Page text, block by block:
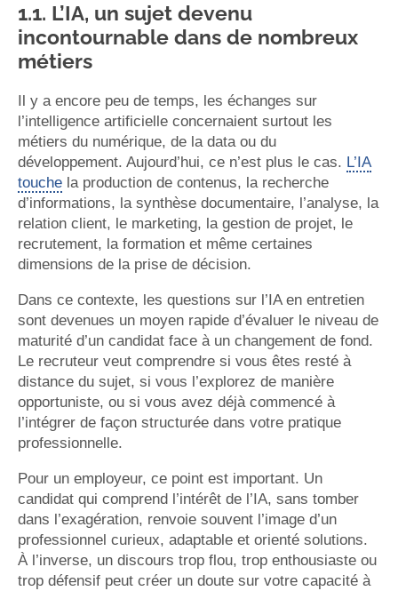
1.1. L’IA, un sujet devenu
incontournable dans de nombreux
métiers
Il y a encore peu de temps, les échanges sur
l’intelligence artificielle concernaient surtout les
métiers du numérique, de la data ou du
développement. Aujourd’hui, ce n’est plus le cas. L’IA
touche la production de contenus, la recherche
d’informations, la synthèse documentaire, l’analyse, la
relation client, le marketing, la gestion de projet, le
recrutement, la formation et même certaines
dimensions de la prise de décision.
Dans ce contexte, les questions sur l’IA en entretien
sont devenues un moyen rapide d’évaluer le niveau de
maturité d’un candidat face à un changement de fond.
Le recruteur veut comprendre si vous êtes resté à
distance du sujet, si vous l’explorez de manière
opportuniste, ou si vous avez déjà commencé à
l’intégrer de façon structurée dans votre pratique
professionnelle.
Pour un employeur, ce point est important. Un
candidat qui comprend l’intérêt de l’IA, sans tomber
dans l’exagération, renvoie souvent l’image d’un
professionnel curieux, adaptable et orienté solutions.
À l’inverse, un discours trop flou, trop enthousiaste ou
trop défensif peut créer un doute sur votre capacité à